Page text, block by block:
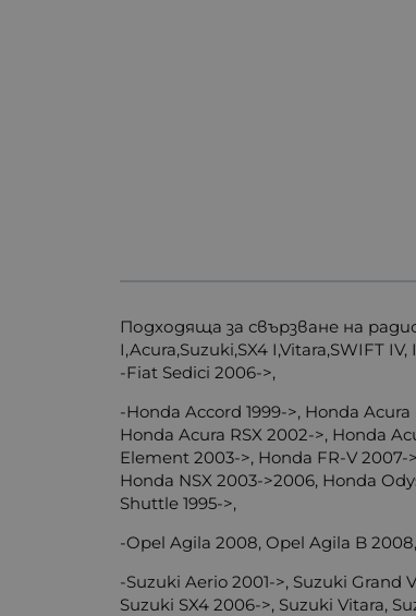
Подходяща за свързване на
I,Acura,Suzuki,SX4 I,Vitara,SWIFT
-Fiat Sedici 2006->,
-Honda Accord 1999->, Honda
Honda Acura RSX 2002->, Honda
Element 2003->, Honda FR-V 2007-
Honda NSX 2003->2006, Honda
Shuttle 1995->,
-Opel Agila 2008, Opel Agila B 2008,
-Suzuki Aerio 2001->, Suzuki Grand
Suzuki SX4 2006->, Suzuki Vitara,